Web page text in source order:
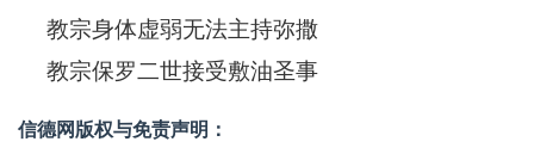
教宗身体虚弱无法主持弥撒
教宗保罗二世接受敷油圣事
信德网版权与免责声明：